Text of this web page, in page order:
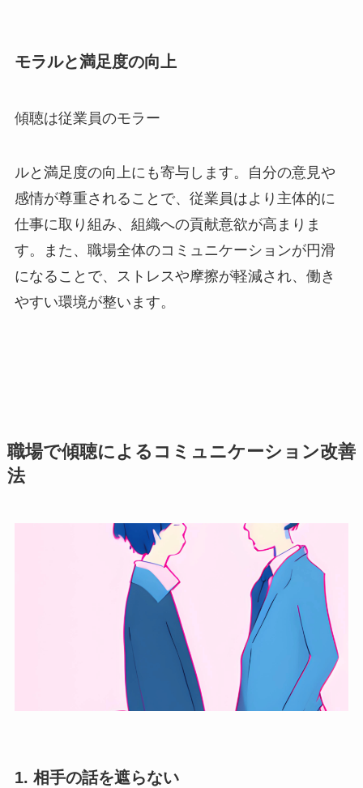
モラルと満足度の向上
傾聴は従業員のモラー
ルと満足度の向上にも寄与します。自分の意見や
感情が尊重されることで、従業員はより主体的に
仕事に取り組み、組織への貢献意欲が高まりま
す。また、職場全体のコミュニケーションが円滑
になることで、ストレスや摩擦が軽減され、働き
やすい環境が整います。
職場で傾聴によるコミュニケーション改善
法
1. 相手の話を遮らない